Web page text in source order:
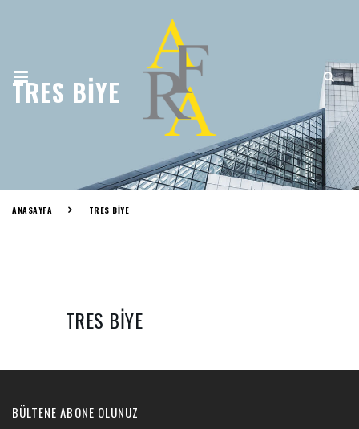
TRES BIYE
ANASAYFA TRES BIYE
TRES BIYE
BÜLTENE ABONE OLUNUZ